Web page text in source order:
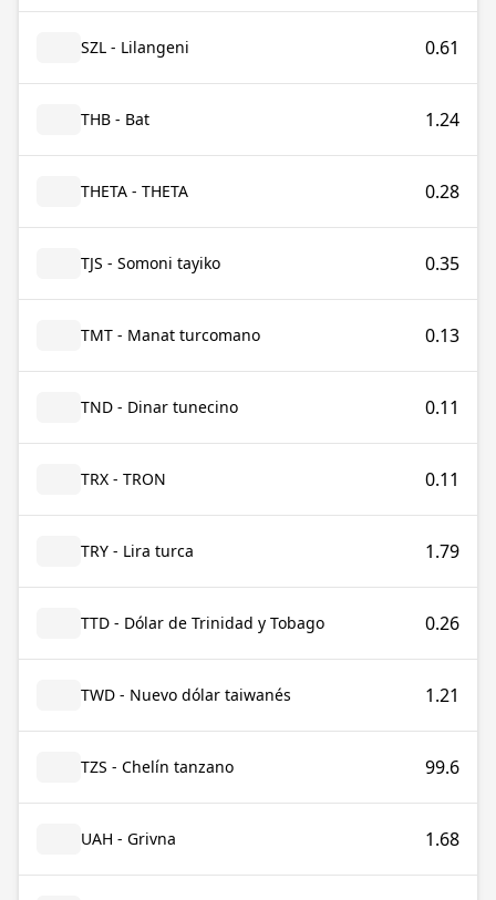
SZL - Lilangeni 0.61
THB - Bat 1.24
THETA - THETA 0.28
TJS - Somoni tayiko 0.35
TMT - Manat turcomano 0.13
TND - Dinar tunecino 0.11
TRX - TRON 0.11
TRY - Lira turca 1.79
TTD - Dólar de Trinidad y Tobago 0.26
TWD - Nuevo dólar taiwanés 1.21
TZS - Chelín tanzano 99.6
UAH - Grivna 1.68